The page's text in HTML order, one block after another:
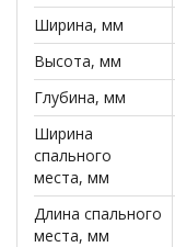
Опоры:
Диван Дорис ТД 196
по телефону
**Цены на
действительны
могут
салонах сети!
Ширина, мм
Высота, мм
Глубина, мм
Ширина
спального
места, мм
Длина спального
места, мм